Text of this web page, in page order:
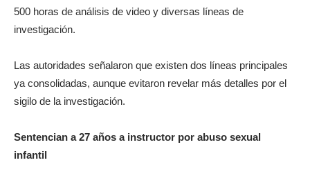
500 horas de análisis de video y diversas líneas de
investigación.
Las autoridades señalaron que existen dos líneas principales
ya consolidadas, aunque evitaron revelar más detalles por el
sigilo de la investigación.
Sentencian a 27 años a instructor por abuso sexual
infantil